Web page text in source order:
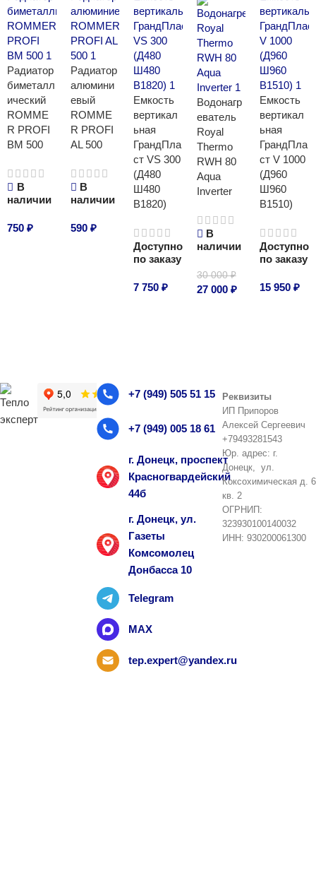
Радиатор
биметалл
ический
ROMME
R PROFI
BM 500
В
наличии
750 ₽
Радиатор
алюмини
евый
ROMME
R PROFI
AL 500
В
наличии
590 ₽
Емкость
вертикал
ьная
ГрандПла
ст VS 300
(Д480
Ш480
В1820)
Доступно
по заказу
7 750₽
Водонагр
еватель
Royal
Thermo
RWH 80
Aqua
Inverter
В
наличии
30 000₽
27 000 ₽
Емкость
вертикал
ьная
ГрандПла
ст V 1000
(Д960
Ш960
В1510)
Доступно
по заказу
15 950₽
+7 (949) 505 51 15
+7 (949) 005 18 61
г. Донецк, проспект
Красногвардейский
44б
г. Донецк, ул.
Газеты
Комсомолец
Донбасса 10
Telegram
MAX
tep.expert@yandex.ru
Реквизиты
ИП Припоров
Алексей Сергеевич
+79493281543
Юр. адрес: г.
Донецк, ул.
Коксохимическая д. 6
кв. 2
ОГРНИП:
323930100140032
ИНН: 930200061300